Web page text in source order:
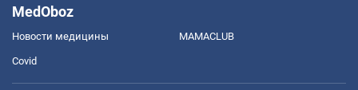
MedOboz
Новости медицины MAMACLUB
Covid